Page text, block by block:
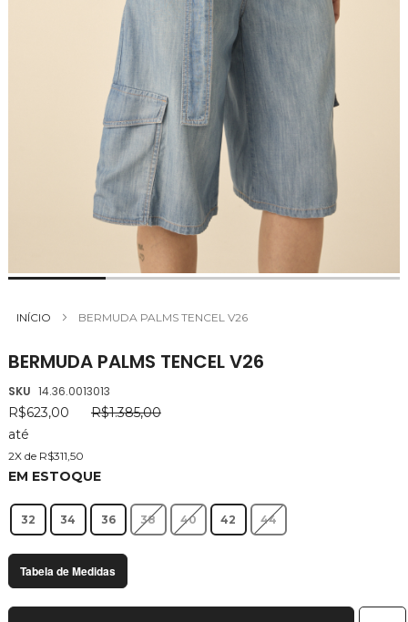
INÍCIO BERMUDA PALMS TENCEL V26
BERMUDA PALMS TENCEL V26
SKU 14.36.0013013
R$623,00
R$1.385,00
até
2X de R$311,50
EM ESTOQUE
32 34 36 38 40 42 44
Tabela de Medidas
para
da
Galeria
de
imagens